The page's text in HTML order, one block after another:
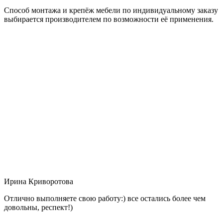
Способ монтажа и крепёж мебели по индивидуальному заказу
выбирается производителем по возможности её применения.
Ирина Криворотова
Отлично выполняете свою работу:) все остались более чем
довольны, респект!)